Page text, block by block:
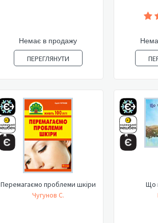
Немає в продажу
ПЕРЕГЛЯНУТИ
Перемагаємо проблеми шкіри
Чугунов С.
Що